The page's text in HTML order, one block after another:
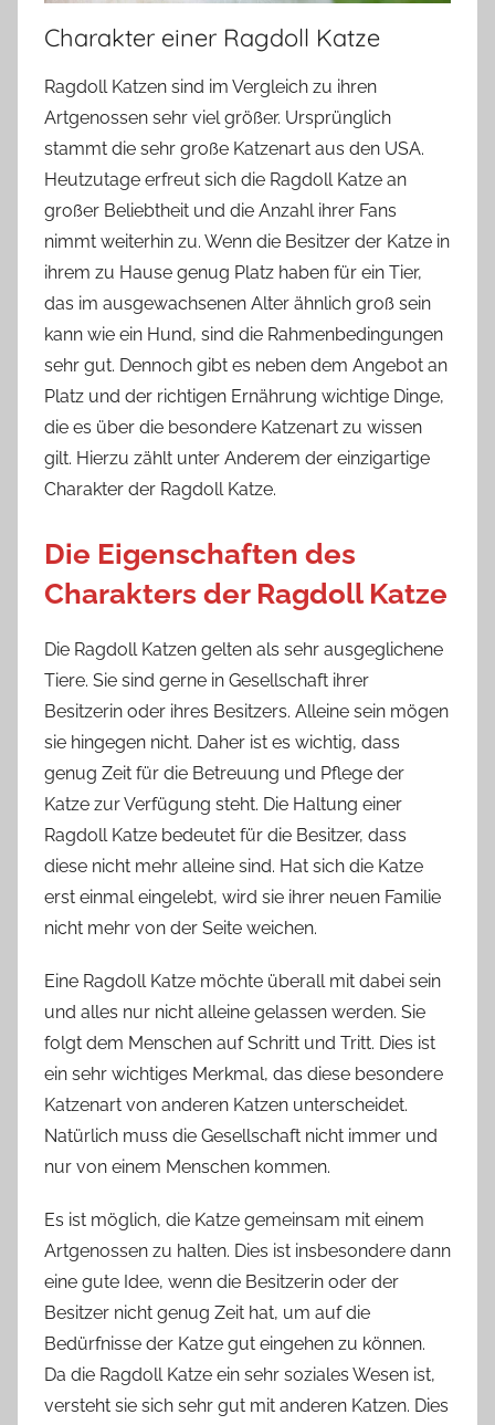
Charakter einer Ragdoll Katze
Ragdoll Katzen sind im Vergleich zu ihren
Artgenossen sehr viel größer. Ursprünglich
stammt die sehr große Katzenart aus den USA.
Heutzutage erfreut sich die Ragdoll Katze an
großer Beliebtheit und die Anzahl ihrer Fans
nimmt weiterhin zu. Wenn die Besitzer der Katze in
ihrem zu Hause genug Platz haben für ein Tier,
das im ausgewachsenen Alter ähnlich groß sein
kann wie ein Hund, sind die Rahmenbedingungen
sehr gut. Dennoch gibt es neben dem Angebot an
Platz und der richtigen Ernährung wichtige Dinge,
die es über die besondere Katzenart zu wissen
gilt. Hierzu zählt unter Anderem der einzigartige
Charakter der Ragdoll Katze.
Die Eigenschaften des
Charakters der Ragdoll Katze
Die Ragdoll Katzen gelten als sehr ausgeglichene
Tiere. Sie sind gerne in Gesellschaft ihrer
Besitzerin oder ihres Besitzers. Alleine sein mögen
sie hingegen nicht. Daher ist es wichtig, dass
genug Zeit für die Betreuung und Pflege der
Katze zur Verfügung steht. Die Haltung einer
Ragdoll Katze bedeutet für die Besitzer, dass
diese nicht mehr alleine sind. Hat sich die Katze
erst einmal eingelebt, wird sie ihrer neuen Familie
nicht mehr von der Seite weichen.
Eine Ragdoll Katze möchte überall mit dabei sein
und alles nur nicht alleine gelassen werden. Sie
folgt dem Menschen auf Schritt und Tritt. Dies ist
ein sehr wichtiges Merkmal, das diese besondere
Katzenart von anderen Katzen unterscheidet.
Natürlich muss die Gesellschaft nicht immer und
nur von einem Menschen kommen.
Es ist möglich, die Katze gemeinsam mit einem
Artgenossen zu halten. Dies ist insbesondere dann
eine gute Idee, wenn die Besitzerin oder der
Besitzer nicht genug Zeit hat, um auf die
Bedürfnisse der Katze gut eingehen zu können.
Da die Ragdoll Katze ein sehr soziales Wesen ist,
versteht sie sich sehr gut mit anderen Katzen. Dies